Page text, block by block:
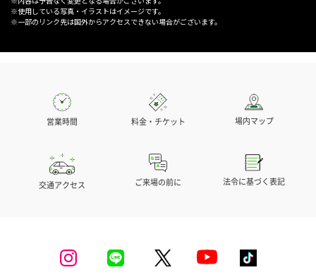
※使用している写真・イラストはイメージです。
※一部のリンク先は国外からアクセスできない場合がございます。
営業時間 料金・チケット 場内マップ
交通アクセス ご来場の前に 法令に基づく表記